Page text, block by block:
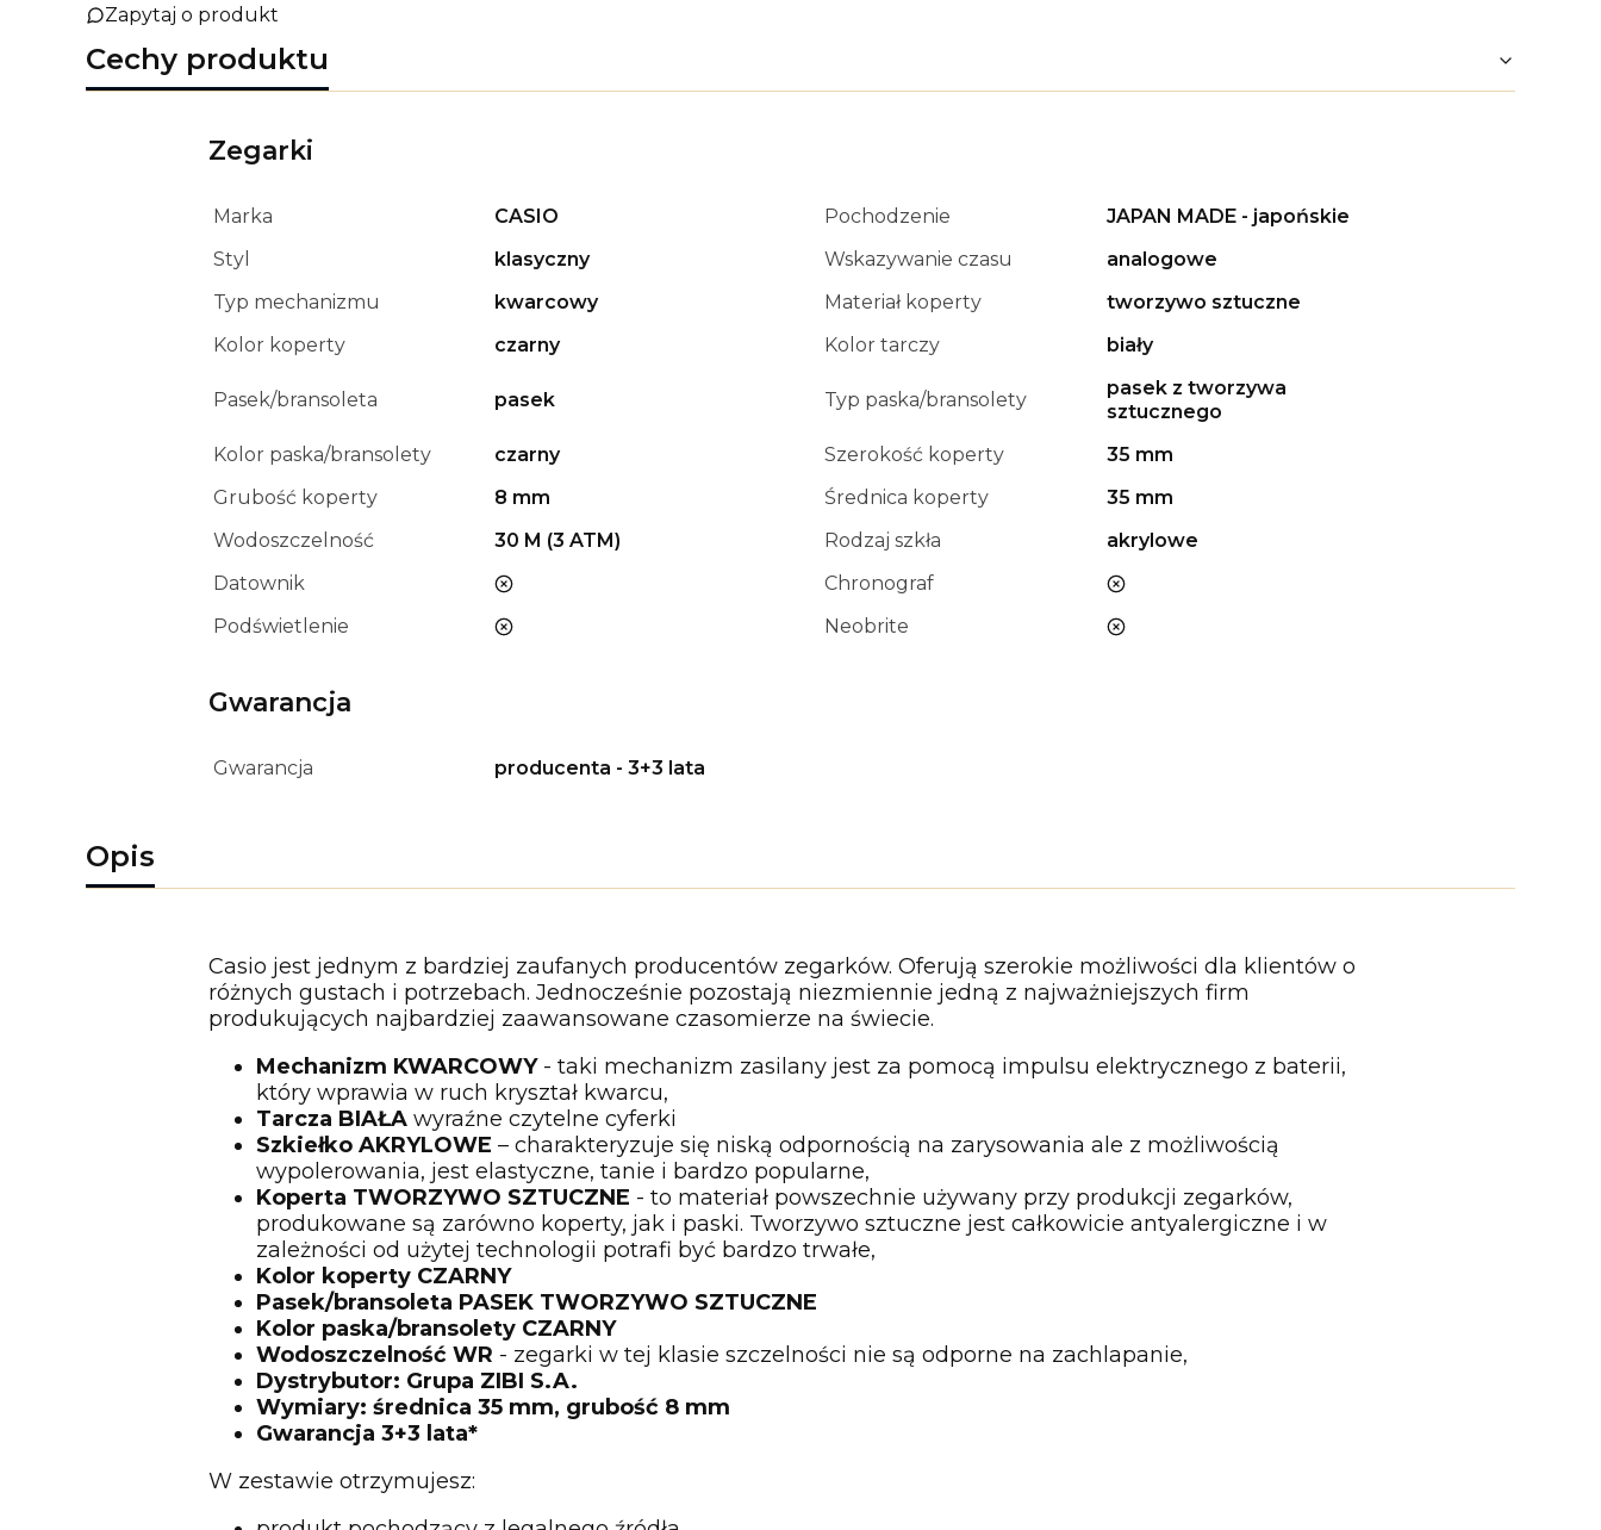
Zapytaj o produkt
Cechy produktu
Zegarki
Marka CASIO Pochodzenie
JAPAN MADE - japońskie
Styl
klasyczny Wskazywanie czasu
analogowe
Typ mechanizmu
kwarcowy Materiał koperty
tworzywo sztuczne
Kolor koperty
czarny Kolor tarczy biały
Pasek/bransoleta pasek Typ paska/bransolety
pasek z tworzywa
sztucznego
Kolor paska/bransolety
czarny Szerokość koperty
35 mm
Grubość koperty
8 mm Średnica koperty
35 mm
Wodoszczelność
30 M (3 ATM) Rodzaj szkła
akrylowe
Datownik
nie Chronograf
nie
Podświetlenie
nie Neobrite nie
Gwarancja
Gwarancja producenta - 3+3 lata
Opis
Casio jest jednym z bardziej zaufanych producentów zegarków. Oferują szerokie możliwości dla klientów o
różnych gustach i potrzebach. Jednocześnie pozostają niezmiennie jedną z najważniejszych firm
produkujących najbardziej zaawansowane czasomierze na świecie.
Mechanizm KWARCOWY- taki mechanizm zasilany jest za pomocą impulsu elektrycznego z baterii,
który wprawia w ruch kryształ kwarcu,
Tarcza BIAŁAwyraźne czytelne cyferki
Szkiełko AKRYLOWE – charakteryzuje się niską odpornością na zarysowania ale z możliwością
wypolerowania, jest elastyczne, tanie i bardzo popularne,
Koperta TWORZYWO SZTUCZNE - to materiał powszechnie używany przy produkcji zegarków,
produkowane są zarówno koperty, jak i paski. Tworzywo sztuczne jest całkowicie antyalergiczne i w
zależności od użytej technologii potrafi być bardzo trwałe,
Kolor koperty CZARNY
Pasek/bransoleta PASEK TWORZYWO SZTUCZNE
Kolor paska/bransolety CZARNY
Wodoszczelność WR - zegarki w tej klasie szczelności nie są odporne na zachlapanie,
Dystrybutor: Grupa ZIBI S.A.
Wymiary: średnica 35 mm, grubość 8 mm
Gwarancja 3+3 lata*
W zestawie otrzymujesz: